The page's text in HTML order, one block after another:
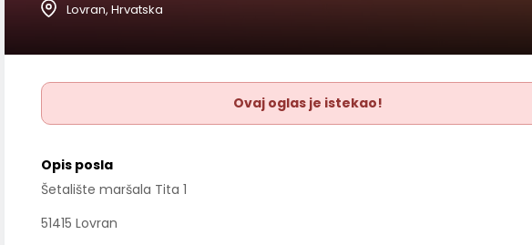
Lovran, Hrvatska
Ovaj oglas je istekao!
Opis posla
Šetalište maršala Tita 1
51415 Lovran